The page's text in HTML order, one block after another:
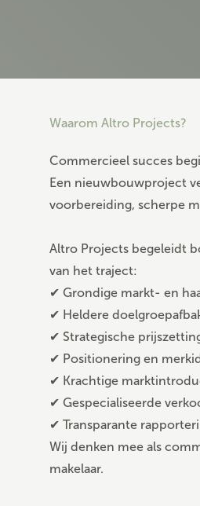
Waarom Altro Projects?
Commercieel succes
Een nieuwbouwproject
voorbereiding, scherpe
Altro Projects begeleidt
van het traject:
✔ Grondige markt- en
✔ Heldere
✔ Strategische
✔ Positionering en
✔ Krachtige
✔ Gespecialiseerde
✔ Transparante
Wij denken mee als
makelaar.